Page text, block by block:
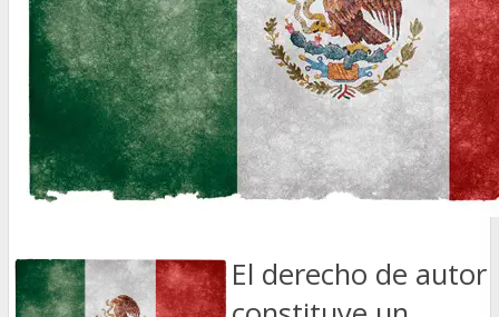
El derecho de autor